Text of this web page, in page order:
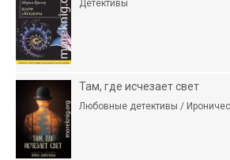
Детективы
Там, где исчезает свет
Любовные детективы /